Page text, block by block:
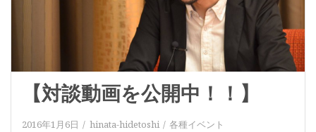
【対談動画を公開中！！】
2016年1月6日 hinata-hidetoshi 各種イベント